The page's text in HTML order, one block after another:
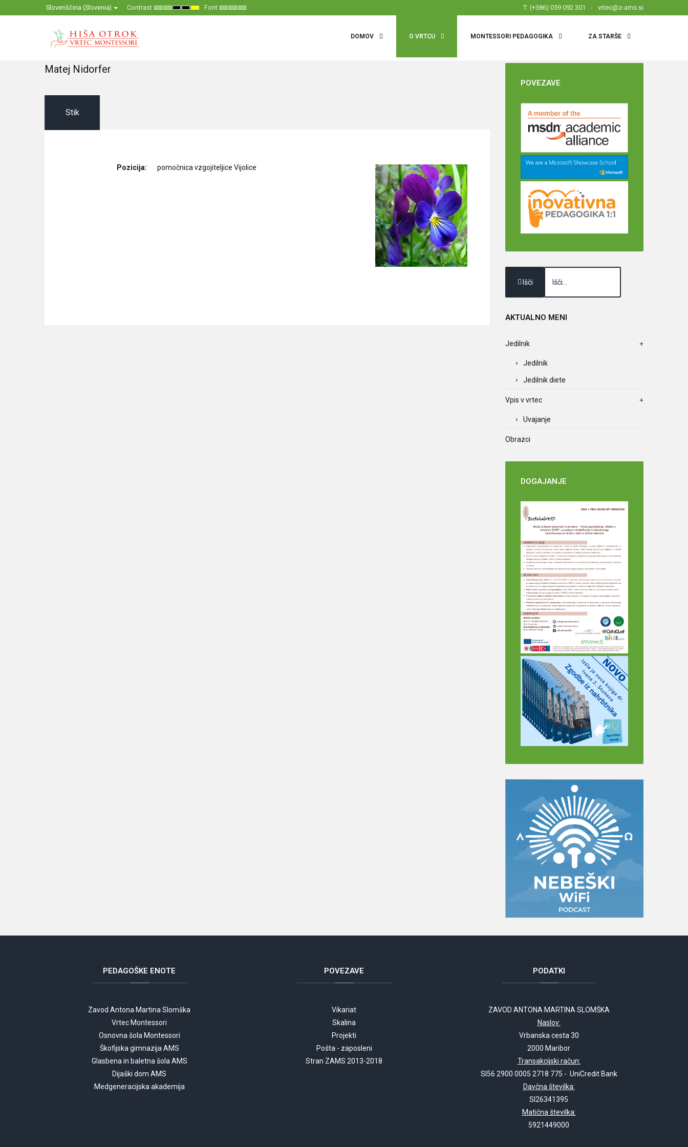
Slovenščina (Slovenia) Contrast
Default
mode
Night
mode
High
Contrast
High
Contrast
High
Contrast
Font
Set
Smaller
Set
Default
Set
Larger
T: (+386) 059 092 301 vrtec@z-ams.si
DOMOV O VRTCU MONTESSORI PEDAGOGIKA ZA STARŠE
Matej Nidorfer
Stik
Pozicija: pomočnica vzgojiteljice Vijolice
POVEZAVE
Išči
AKTUALNO MENI
Jedilnik
Jedilnik
Jedilnik diete
Vpis v vrtec
Uvajanje
Obrazci
DOGAJANJE
PEDAGOŠKE ENOTE
Zavod Antona Martina Slomška
Vrtec Montessori
Osnovna šola Montessori
Škofijska gimnazija AMS
Glasbena in baletna šola AMS
Dijaški dom AMS
Medgeneracijska akademija
POVEZAVE
Vikariat
Skalina
Projekti
Pošta - zaposleni
Stran ZAMS 2013-2018
PODATKI
ZAVOD ANTONA MARTINA SLOMŠKA
Naslov:
Vrbanska cesta 30
2000 Maribor
Transakcijski račun:
SI56 2900 0005 2718 775 - UniCredit Bank
Davčna številka:
SI26341395
Matična številka:
5921449000